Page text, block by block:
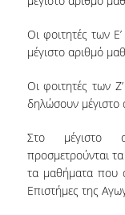
ΚΑΡΙΕΡΑ
Οι φοιτητές των
μέγιστο αριθμό
Οι φοιτητές των
δηλώσουν μέγιστο
Στο μέγιστο
προσμετρούνται
τα μαθήματα που
Επιστήμες της